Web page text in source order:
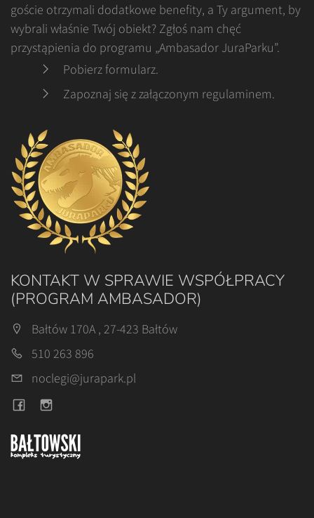
goście otrzymali dodatkowe benefity, a Ty argument, by
wybrali właśnie Twój obiekt? Zgłoś nam chęć
przystąpienia do programu „Ambasador JuraParku”.
Pobierz formularz.
Zapoznaj się z załączonym regulaminem.
KONTAKT W SPRAWIE WSPÓŁPRACY
(PROGRAM AMBASADOR)
Bałtów 170A , 27-423 Bałtów
510 263 896
noclegi@jurapark.pl